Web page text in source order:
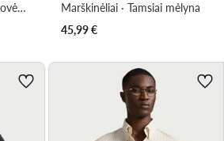
Marškinėliai ilgomis rankovėmis · Balta
Marškinėliai · Tamsiai mėlyna
45,99€